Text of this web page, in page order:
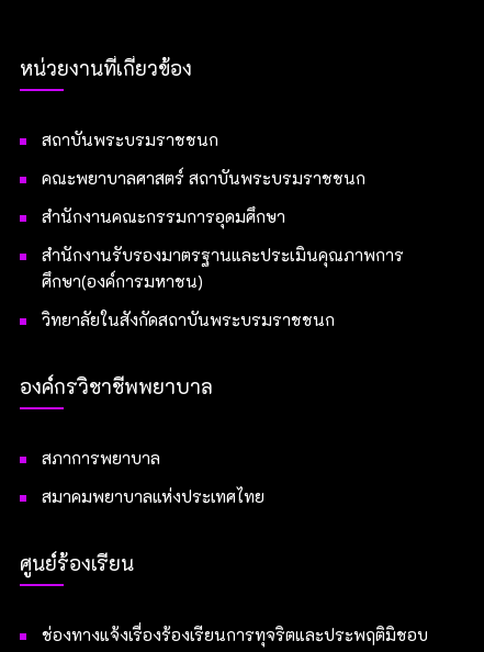
หน่วยงานที่เกี่ยวข้อง
สถาบันพระบรมราชชนก
คณะพยาบาลศาสตร์ สถาบันพระบรมราชชนก
สำนักงานคณะกรรมการอุดมศึกษา
สำนักงานรับรองมาตรฐานและประเมินคุณภาพการ
ศึกษา(องค์การมหาชน)
วิทยาลัยในสังกัดสถาบันพระบรมราชชนก
องค์กรวิชาชีพพยาบาล
สภาการพยาบาล
สมาคมพยาบาลแห่งประเทศไทย
ศูนย์ร้องเรียน
ช่องทางแจ้งเรื่องร้องเรียนการทุจริตและประพฤติมิชอบ